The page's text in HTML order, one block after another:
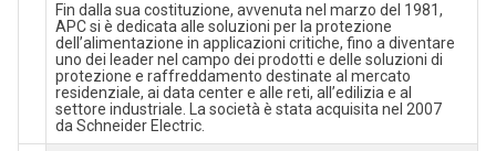
Fin dalla sua costituzione, avvenuta nel marzo del 1981,
APC si è dedicata alle soluzioni per la protezione
dell’alimentazione in applicazioni critiche, fino a diventare
uno dei leader nel campo dei prodotti e delle soluzioni di
protezione e raffreddamento destinate al mercato
residenziale, ai data center e alle reti, all’edilizia e al
settore industriale. La società è stata acquisita nel 2007
da Schneider Electric.